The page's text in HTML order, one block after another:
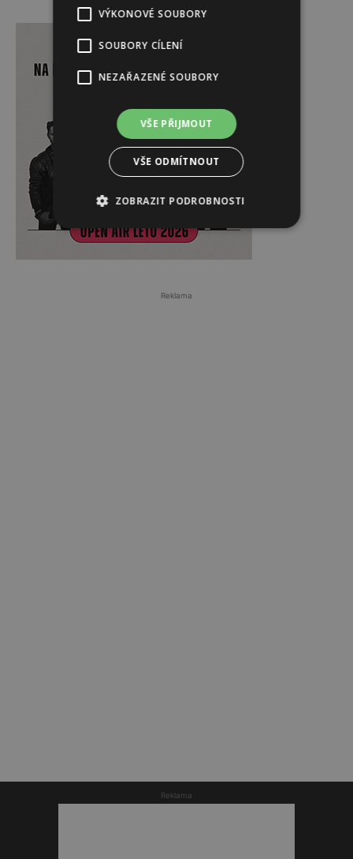
Reklama
Reklama
Reklama
VÝKONOVÉ SOUBORY
SOUBORY CÍLENÍ
NEZAŘAZENÉ SOUBORY
VŠE PŘIJMOUT
VŠE ODMÍTNOUT
ZOBRAZIT PODROBNOSTI